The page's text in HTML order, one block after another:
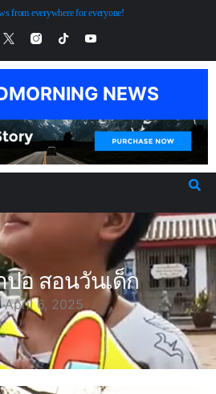
from everywhere for everyone!
NEWS
ปอ สอนวันเด็ก
April 6, 2025